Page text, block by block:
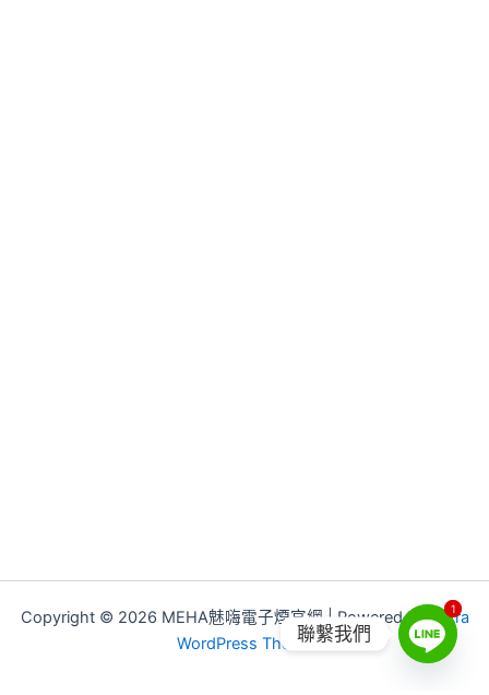
Copyright © 2026 MEHA魅嗨電子煙官網 | Powered byAstra
WordPress Theme聯繫我們
11